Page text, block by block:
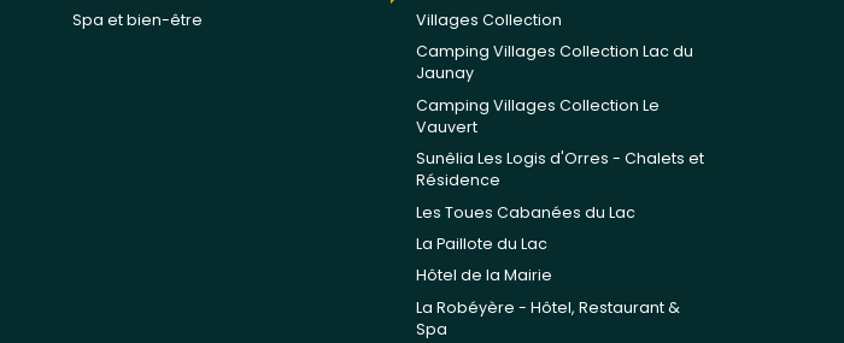
Spa et bien-être
Villages Collection
Camping Villages Collection Lac du
Jaunay
Camping Villages Collection Le
Vauvert
Sunêlia Les Logis d'Orres - Chalets et
Résidence
Les Toues Cabanées du Lac
La Paillote du Lac
Hôtel de la Mairie
La Robéyère - Hôtel, Restaurant &
Spa